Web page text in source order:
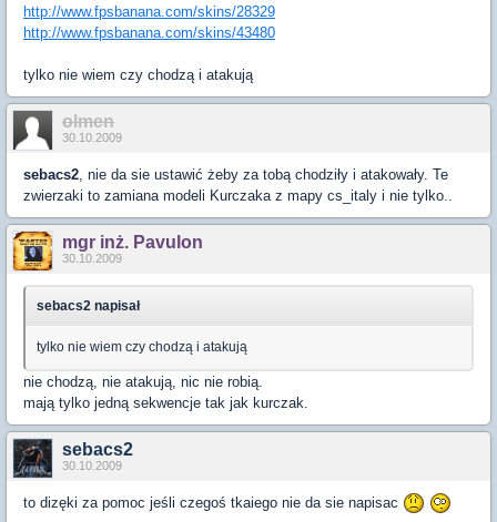
http://www.fpsbanana.com/skins/28329
http://www.fpsbanana.com/skins/43480
tylko nie wiem czy chodzą i atakują
olmen
30.10.2009
sebacs2 , nie da sie ustawić żeby za tobą chodziły i atakowały. Te
zwierzaki to zamiana modeli Kurczaka z mapy cs_italy i nie tylko..
mgr inż. Pavulon
30.10.2009
sebacs2 napisał
tylko nie wiem czy chodzą i atakują
nie chodzą, nie atakują, nic nie robią.
mają tylko jedną sekwencje tak jak kurczak.
sebacs2
30.10.2009
to dizęki za pomoc jeśli czegoś tkaiego nie da sie napisac